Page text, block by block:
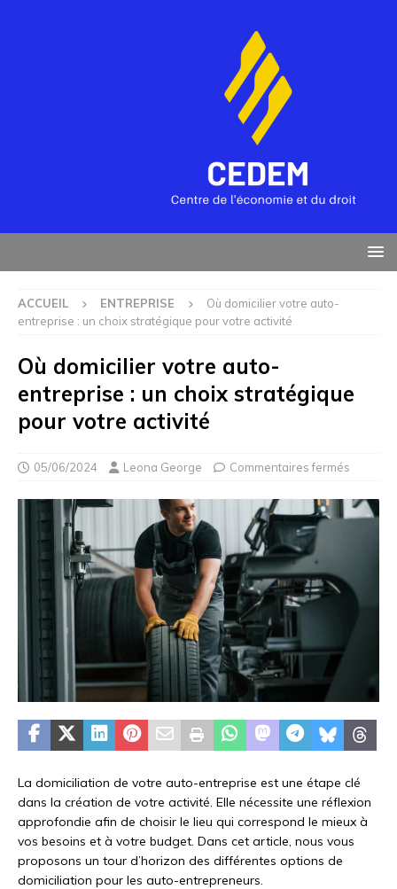
ACCUEIL ENTREPRISE
Où domicilier votre auto-
entreprise : un choix stratégique pour votre activité
Où domicilier votre auto-
entreprise : un choix stratégique
pour votre activité
05/06/2024 Leona George Commentaires fermés
La domiciliation de votre auto-entreprise est une étape clé
dans la création de votre activité. Elle nécessite une réflexion
approfondie afin de choisir le lieu qui correspond le mieux à
vos besoins et à votre budget. Dans cet article, nous vous
proposons un tour d’horizon des différentes options de
domiciliation pour les auto-entrepreneurs.